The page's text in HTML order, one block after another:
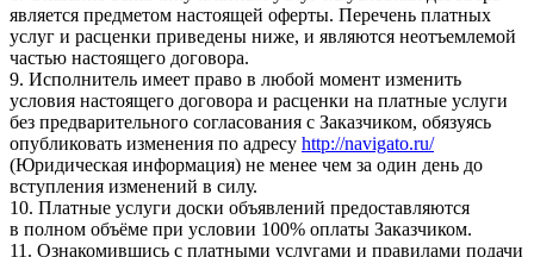
является предметом настоящей оферты. Перечень платных
услуг и расценки приведены ниже, и являются неотъемлемой
частью настоящего договора.
9. Исполнитель имеет право в любой момент изменить
условия настоящего договора и расценки на платные услуги
без предварительного согласования с Заказчиком, обязуясь
опубликовать изменения по адресу http://navigato.ru/
(Юридическая информация) не менее чем за один день до
вступления изменений в силу.
10. Платные услуги доски объявлений предоставляются
в полном объёме при условии 100% оплаты Заказчиком.
11. Ознакомившись с платными услугами и правилами подачи